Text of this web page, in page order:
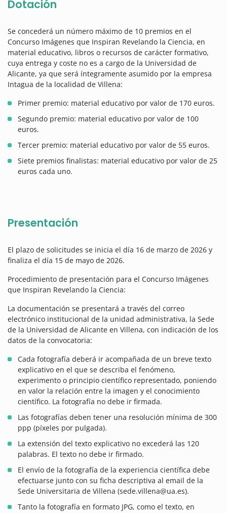
Dotación
Se concederá un número máximo de 10 premios en el
Concurso Imágenes que Inspiran Revelando la Ciencia, en
material educativo, libros o recursos de carácter formativo,
cuya entrega y coste no es a cargo de la Universidad de
Alicante, ya que será íntegramente asumido por la empresa
Intagua de la localidad de Villena:
Primer premio: material educativo por valor de 170 euros.
Segundo premio: material educativo por valor de 100
euros.
Tercer premio: material educativo por valor de 55 euros.
Siete premios finalistas: material educativo por valor de 25
euros cada uno.
Presentación
El plazo de solicitudes se inicia el día 16 de marzo de 2026 y
finaliza el día 15 de mayo de 2026.
Procedimiento de presentación para el Concurso Imágenes
que Inspiran Revelando la Ciencia:
La documentación se presentará a través del correo
electrónico institucional de la unidad administrativa, la Sede
de la Universidad de Alicante en Villena, con indicación de los
datos de la convocatoria:
Cada fotografía deberá ir acompañada de un breve texto
explicativo en el que se describa el fenómeno,
experimento o principio científico representado, poniendo
en valor la relación entre la imagen y el conocimiento
científico. La fotografía no debe ir firmada.
Las fotografías deben tener una resolución mínima de 300
ppp (píxeles por pulgada).
La extensión del texto explicativo no excederá las 120
palabras. El texto no debe ir firmado.
El envío de la fotografía de la experiencia científica debe
efectuarse junto con su ficha descriptiva al email de la
Sede Universitaria de Villena (sede.villena@ua.es).
Tanto la fotografía en formato JPG, como el texto, en